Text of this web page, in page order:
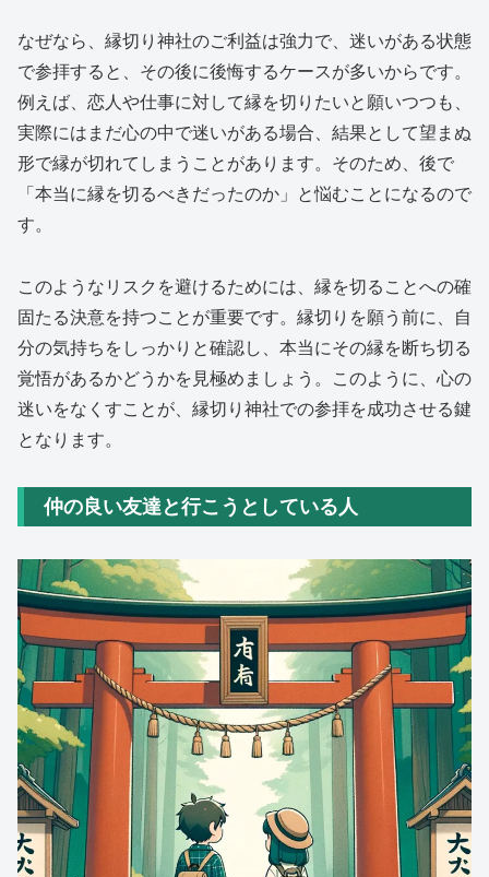
なぜなら、縁切り神社のご利益は強力で、迷いがある状態
で参拝すると、その後に後悔するケースが多いからです。
例えば、恋人や仕事に対して縁を切りたいと願いつつも、
実際にはまだ心の中で迷いがある場合、結果として望まぬ
形で縁が切れてしまうことがあります。そのため、後で
「本当に縁を切るべきだったのか」と悩むことになるので
す。
このようなリスクを避けるためには、縁を切ることへの確
固たる決意を持つことが重要です。縁切りを願う前に、自
分の気持ちをしっかりと確認し、本当にその縁を断ち切る
覚悟があるかどうかを見極めましょう。このように、心の
迷いをなくすことが、縁切り神社での参拝を成功させる鍵
となります。
仲の良い友達と行こうとしている人